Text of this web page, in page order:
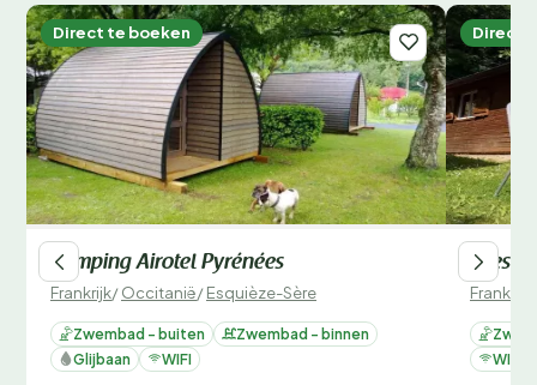
Direct te boeken
Camping Airotel Pyrénées
Frankrijk/Occitanië/Esquièze-Sère
Zwembad - buiten
Zwembad - binnen
Glijbaan
WIFI
Direct
Sites
Frankrijk
WIFI